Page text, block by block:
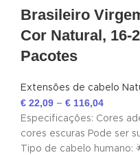
Brasileiro
Cor Natural, 16-
Pacotes
Extensões de cabelo
€ 22,09 – € 116,04
Especificações: Cores
cores escuras Pode ser
Tipo de cabelo humano: